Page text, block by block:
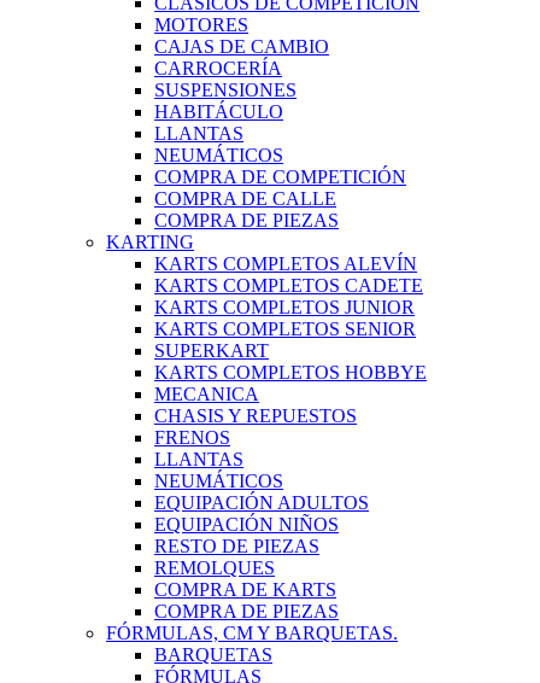
MOTORES
CAJAS DE CAMBIO
CARROCERÍA
SUSPENSIONES
HABITÁCULO
LLANTAS
NEUMÁTICOS
COMPRA DE COMPETICIÓN
COMPRA DE CALLE
COMPRA DE PIEZAS
KARTING
KARTS COMPLETOS ALEVÍN
KARTS COMPLETOS CADETE
KARTS COMPLETOS JUNIOR
KARTS COMPLETOS SENIOR
SUPERKART
KARTS COMPLETOS HOBBYE
MECANICA
CHASIS Y REPUESTOS
FRENOS
LLANTAS
NEUMÁTICOS
EQUIPACIÓN ADULTOS
EQUIPACIÓN NIÑOS
RESTO DE PIEZAS
REMOLQUES
COMPRA DE KARTS
COMPRA DE PIEZAS
FÓRMULAS, CM Y BARQUETAS.
BARQUETAS
FÓRMULAS